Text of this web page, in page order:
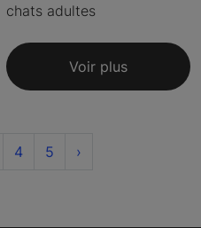
chats adultes
Voir plus
4 5 ›